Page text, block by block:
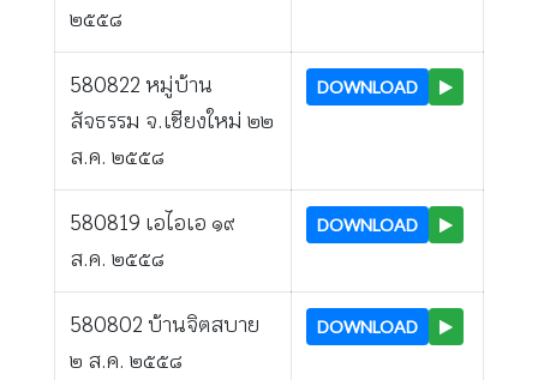
๒๕๕๘
580822 หมู่บ้าน
สัจธรรม จ.เชียงใหม่ ๒๒
ส.ค. ๒๕๕๘
DOWNLOAD
580819 เอไอเอ ๑๙
ส.ค. ๒๕๕๘
DOWNLOAD
580802 บ้านจิตสบาย
๒ ส.ค. ๒๕๕๘
DOWNLOAD